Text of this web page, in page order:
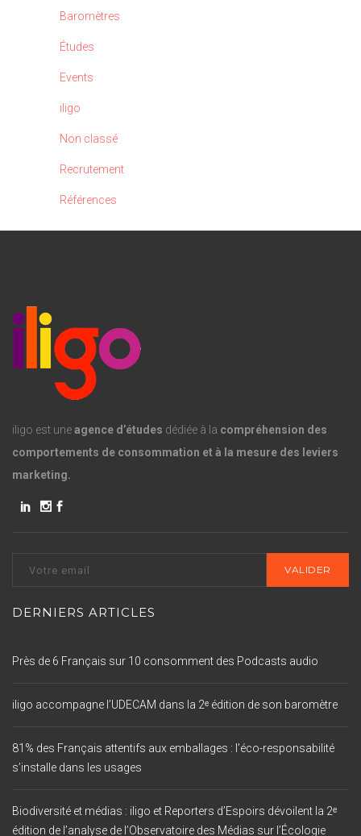
Baromètres
Études
Events
iligo
Non classé
Recrutement
Références
iligo est uneagence d’études dédiée à la compréhension des
comportements de consommation et à la mesure des leviers
marketing.
DERNIERS ARTICLES
Près de 6 Français sur 10 consomment des Podcasts audio
iligo accompagne l’UDECAM dans la 2ᵉ édition de son baromètre
81% des Français attentifs aux emballages : l’éco-responsabilité
s’installe dans les usages
Biodiversité et médias : iligo et Reporters d’Espoirs dévoilent la 2ᵉ
édition de l’analyse de l’Observatoire des Médias sur l’Écologie